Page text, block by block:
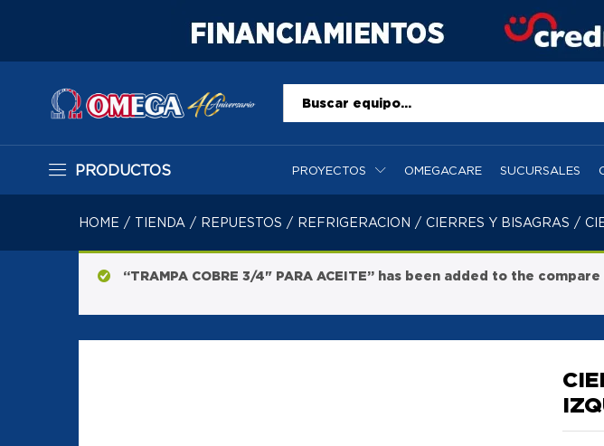
Todo
PRODUCTOS
HERRAMIENTAS PARA
PROYECTOS OMEGACARE SUCURSALES
HOME / TIENDA / REPUESTOS / REFRIGERACION / CIERRES Y BISAGRAS /
“TRAMPA COBRE 3/4" PARA ACEITE” has been added to the